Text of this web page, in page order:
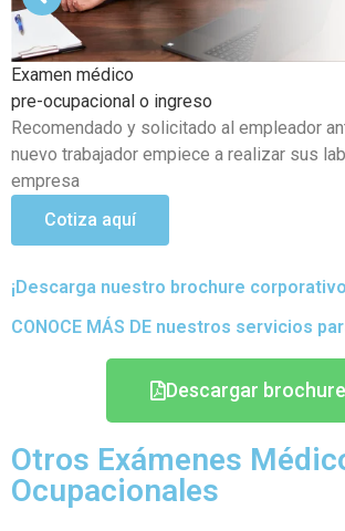
Examen médico Ocupacional Periódicos o
Objetivo de poder detectar si existen
que se hayan podido generar en el
actividades
Cotiza aquí
¡Descarga nuestro brochure
CONOCE MÁS DE nuestros servicios
Descargar brochure
Otros Exámenes
Ocupacionales